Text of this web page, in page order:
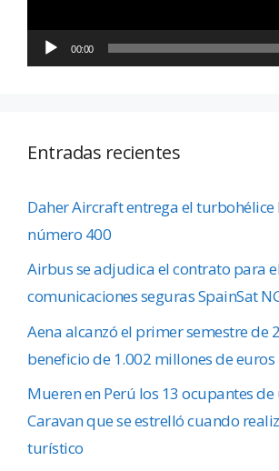
00:00
Entradas recientes
Daher Aircraft entrega el turbohélice
número 400
Airbus se adjudica el contrato para
comunicaciones seguras SpainSat
Aena alcanzó el primer semestre de
beneficio de 1.002 millones de euros
Mueren en Perú los 13 ocupantes de
Caravan que se estrelló cuando
turístico